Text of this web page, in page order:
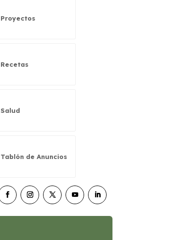
Proyectos
Recetas
Salud
Tablón de Anuncios